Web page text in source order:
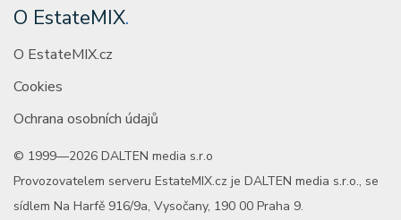
O EstateMIX.
O EstateMIX.cz
Cookies
Ochrana osobních údajů
© 1999—2026 DALTEN media s.r.o
Provozovatelem serveru EstateMIX.cz je DALTEN media s.r.o., se
sídlem Na Harfě 916/9a, Vysočany, 190 00 Praha 9.